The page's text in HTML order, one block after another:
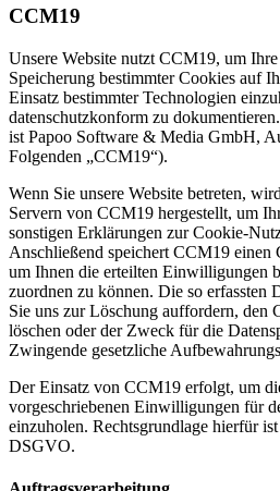
CCM19
Unsere Website nutzt CCM19, um
Speicherung bestimmter Cookies auf
Einsatz bestimmter Technologien
datenschutzkonform zu
ist Papoo Software & Media GmbH,
Folgenden „CCM19“).
Wenn Sie unsere Website betreten,
Servern von CCM19 hergestellt, um
sonstigen Erklärungen zur Cookie-
Anschließend speichert CCM19 einen
um Ihnen die erteilten Einwilligungen
zuordnen zu können. Die so erfassten
Sie uns zur Löschung auffordern, den
löschen oder der Zweck für die
Zwingende gesetzliche
Der Einsatz von CCM19 erfolgt, um
vorgeschriebenen Einwilligungen für
einzuholen. Rechtsgrundlage hierfür
DSGVO.